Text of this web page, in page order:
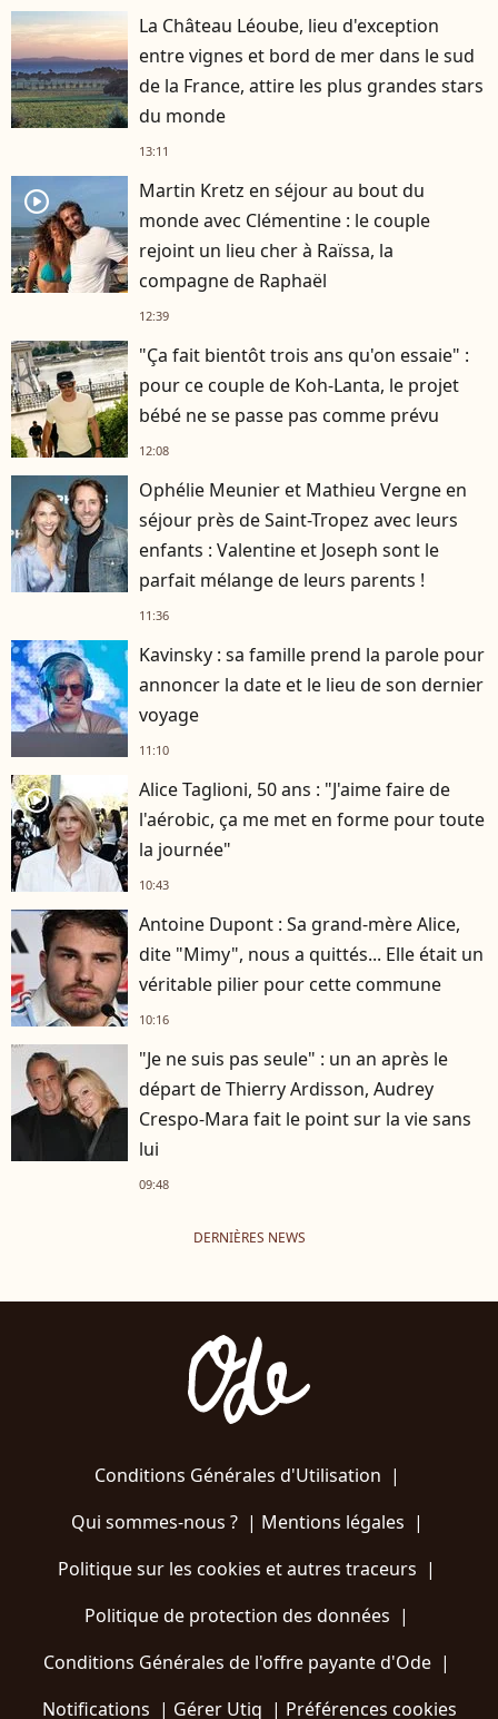
La Château Léoube, lieu d'exception
entre vignes et bord de mer dans le sud
de la France, attire les plus grandes stars
du monde
13:11
player2
Martin Kretz en séjour au bout du
monde avec Clémentine : le couple
rejoint un lieu cher à Raïssa, la
compagne de Raphaël
12:39
"Ça fait bientôt trois ans qu'on essaie" :
pour ce couple de Koh-Lanta, le projet
bébé ne se passe pas comme prévu
12:08
Ophélie Meunier et Mathieu Vergne en
séjour près de Saint-Tropez avec leurs
enfants : Valentine et Joseph sont le
parfait mélange de leurs parents !
11:36
Kavinsky : sa famille prend la parole pour
annoncer la date et le lieu de son dernier
voyage
11:10
player2
Alice Taglioni, 50 ans : "J'aime faire de
l'aérobic, ça me met en forme pour toute
la journée"
10:43
Antoine Dupont : Sa grand-mère Alice,
dite "Mimy", nous a quittés... Elle était un
véritable pilier pour cette commune
10:16
"Je ne suis pas seule" : un an après le
départ de Thierry Ardisson, Audrey
Crespo-Mara fait le point sur la vie sans
lui
09:48
DERNIÈRES NEWS
Conditions Générales d'Utilisation |
Qui sommes-nous ?| Mentions légales |
Politique sur les cookies et autres traceurs |
Politique de protection des données |
Conditions Générales de l'offre payante d'Ode |
Notifications | Gérer Utiq | Préférences cookies